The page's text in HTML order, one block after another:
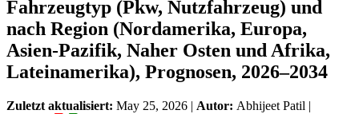
Fahrzeugtyp (Pkw, Nutzfahrzeug) und
nach Region (Nordamerika, Europa,
Asien-Pazifik, Naher Osten und Afrika,
Lateinamerika), Prognosen, 2026–2034
Zuletzt aktualisiert: May 25, 2026 | Autor: Abhijeet Patil |